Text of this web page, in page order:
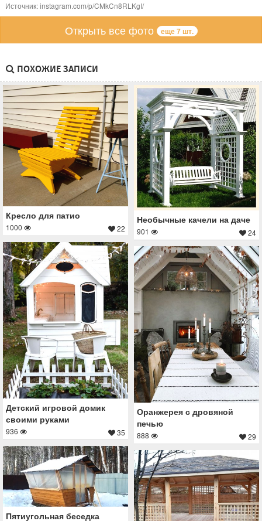
Источник: instagram.com/p/CMkCn8RLKgI/
Открыть все фото еще 7 шт.
ПОХОЖИЕ ЗАПИСИ
Кресло для патио
1000 22
Необычные качели на даче
901 24
Детский игровой домик
своими руками
936 35
Оранжерея с дровяной
печью
888 29
Пятиугольная беседка